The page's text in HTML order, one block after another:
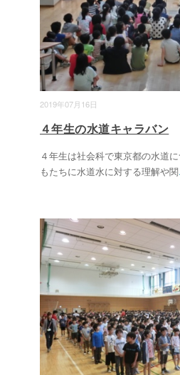
2019年07月16日
４年生の水道キャラバン
４年生は社会科で東京都の水道
もたちに水道水に対する理解や関